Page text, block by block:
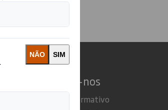
Contacte-nos
Folheto informativo